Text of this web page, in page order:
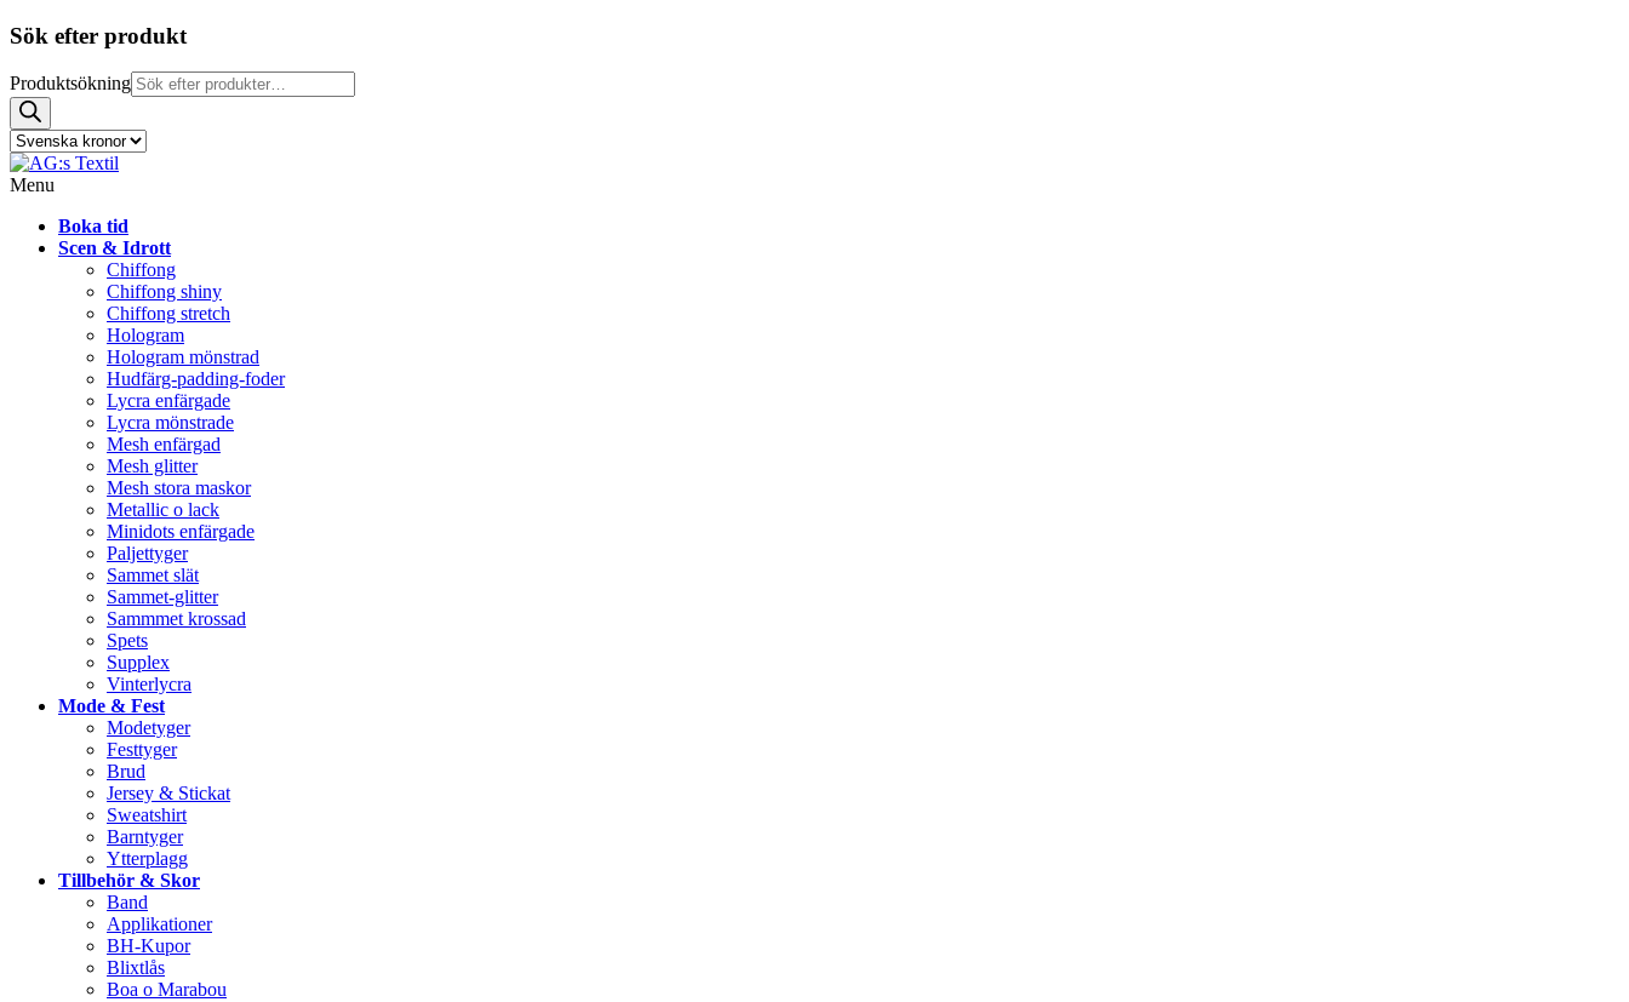
Sök efter produkt
Produktsökning
Menu
Boka tid
Scen & Idrott
Chiffong
Chiffong shiny
Chiffong stretch
Hologram
Hologram mönstrad
Hudfärg-padding-foder
Lycra enfärgade
Lycra mönstrade
Mesh enfärgad
Mesh glitter
Mesh stora maskor
Metallic o lack
Minidots enfärgade
Paljettyger
Sammet slät
Sammet-glitter
Sammmet krossad
Spets
Supplex
Vinterlycra
Mode & Fest
Modetyger
Festtyger
Brud
Jersey & Stickat
Sweatshirt
Barntyger
Ytterplagg
Tillbehör & Skor
Band
Applikationer
BH-Kupor
Blixtlås
Boa o Marabou